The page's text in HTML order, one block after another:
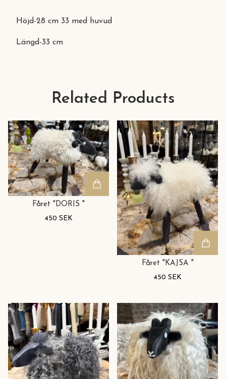
Höjd-28 cm 33 med huvud
Längd-33 cm
Related Products
Fåret "DORIS "
450 SEK
Fåret "KAJSA "
450 SEK